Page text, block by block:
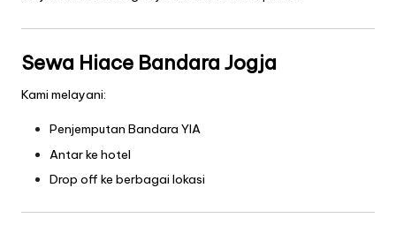
Sewa Hiace Bandara Jogja
Kami melayani:
Penjemputan Bandara YIA
Antar ke hotel
Drop off ke berbagai lokasi